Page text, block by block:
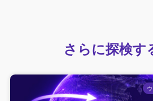
さらに探検す